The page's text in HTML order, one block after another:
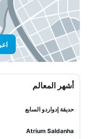
أشهر المعالم
حديقة إدواردو السابع
Atrium Saldanha